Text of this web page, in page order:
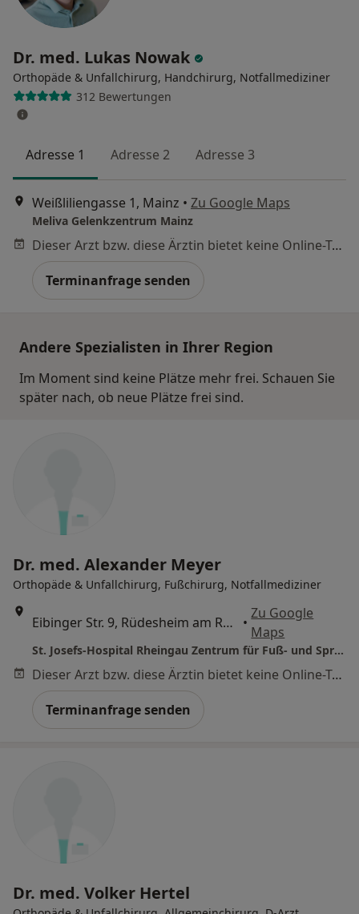
Dr. med. Lukas Nowak
Orthopäde & Unfallchirurg, Handchirurg, Notfallmediziner
312 Bewertungen
Adresse 1 Adresse 2 Adresse 3
Weißliliengasse 1, Mainz • Zu Google Maps
Meliva Gelenkzentrum Mainz
Dieser Arzt bzw. diese Ärztin bietet keine Online-Terminbuchung an diesem Standort an.
Terminanfrage senden
Andere Spezialisten in Ihrer Region
Im Moment sind keine Plätze mehr frei. Schauen Sie
später nach, ob neue Plätze frei sind.
Dr. med. Alexander Meyer
Orthopäde & Unfallchirurg, Fußchirurg, Notfallmediziner
Eibinger Str. 9, Rüdesheim am Rhein •
Zu Google
Maps
St. Josefs-Hospital Rheingau Zentrum für Fuß- und Sprunggelenkchirurgie
Dieser Arzt bzw. diese Ärztin bietet keine Online-Terminbuchung an diesem Standort an.
Terminanfrage senden
Dr. med. Volker Hertel